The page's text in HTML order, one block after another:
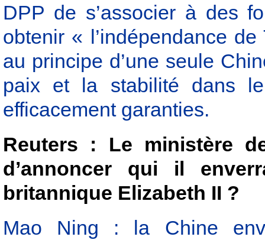
DPP de s’associer à des
obtenir « l’indépendance
au principe d’une seule
paix et la stabilité dans
efficacement garanties.
Reuters : Le ministère
d’annoncer qui il
britannique Elizabeth II ?
Mao Ning : la Chine